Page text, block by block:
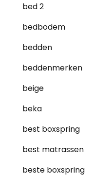
bed 2
bedbodem
bedden
beddenmerken
beige
beka
best boxspring
best matrassen
beste boxspring